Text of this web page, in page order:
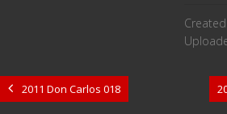
Created
2011 Don Carlos 018